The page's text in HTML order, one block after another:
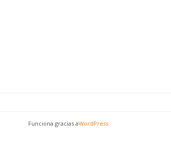
Funciona gracias aWordPress